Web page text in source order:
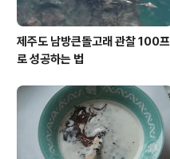
제주도 남방큰돌고래 관찰 100프
로 성공하는 법